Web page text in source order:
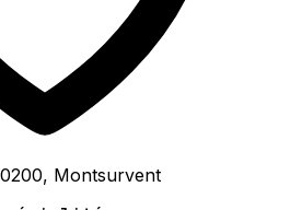
Montsurvent